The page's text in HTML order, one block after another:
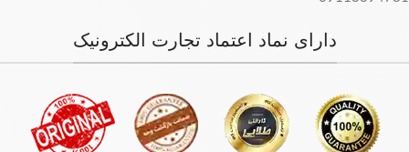
دارای نماد اعتماد تجارت الکترونیک